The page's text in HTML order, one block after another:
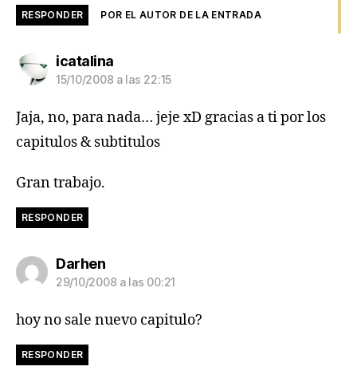
RESPONDER POR EL AUTOR DE LA ENTRADA
icatalinadice:
15/10/2008 a las 22:15
Jaja, no, para nada… jeje xD gracias a ti por los
capitulos & subtitulos
Gran trabajo.
RESPONDER
Darhendice:
29/10/2008 a las 00:21
hoy no sale nuevo capitulo?
RESPONDER